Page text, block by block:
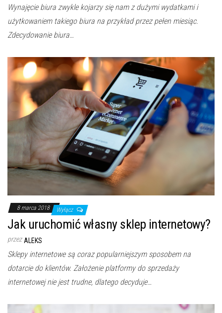
Wynajęcie biura zwykle kojarzy się nam z dużymi wydatkami i
użytkowaniem takiego biura na przykład przez pełen miesiąc.
Zdecydowanie biura…
8 marca 2018 Wyłącz
Jak uruchomić własny sklep internetowy?
przez ALEKS
Sklepy internetowe są coraz popularniejszym sposobem na
dotarcie do klientów. Założenie platformy do sprzedaży
internetowej nie jest trudne, dlatego decyduje…